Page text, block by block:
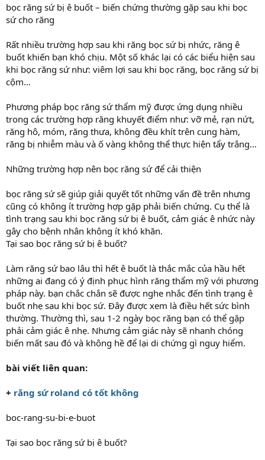
bọc răng sứ bị ê buốt – biến chứng thường gặp sau khi bọc
sứ cho răng
Rất nhiều trường hợp sau khi răng bọc sứ bị nhức, răng ê
buốt khiến bạn khó chịu. Một số khác lại có các biểu hiện sau
khi bọc răng sứ như: viêm lợi sau khi bọc răng, bọc răng sứ bị
cộm…
Phương pháp bọc răng sứ thẩm mỹ được ứng dụng nhiều
trong các trường hợp răng khuyết điểm như: vỡ mẻ, rạn nứt,
răng hô, móm, răng thưa, không đều khít trên cung hàm,
răng bị nhiễm màu và ố vàng không thể thực hiện tẩy trắng…
Những trường hợp nên bọc răng sứ để cải thiện
bọc răng sứ sẽ giúp giải quyết tốt những vấn đề trên nhưng
cũng có không ít trường hợp gặp phải biến chứng. Cụ thể là
tình trạng sau khi bọc răng sứ bị ê buốt, cảm giác ê nhức này
gây cho bệnh nhân không ít khó khăn.
Tại sao bọc răng sứ bị ê buốt?
Làm răng sứ bao lâu thì hết ê buốt là thắc mắc của hầu hết
những ai đang có ý định phục hình răng thẩm mỹ với phương
pháp này. bạn chắc chắn sẽ được nghe nhắc đến tình trạng ê
buốt nhẹ sau khi bọc sứ. Đây được xem là điều hết sức bình
thường. Thường thì, sau 1-2 ngày bọc răng bạn có thể gặp
phải cảm giác ê nhẹ. Nhưng cảm giác này sẽ nhanh chóng
biến mất sau đó và không hề để lại di chứng gì nguy hiểm.
bài viết liên quan:
+ răng sứ roland có tốt không
boc-rang-su-bi-e-buot
Tại sao bọc răng sứ bị ê buốt?